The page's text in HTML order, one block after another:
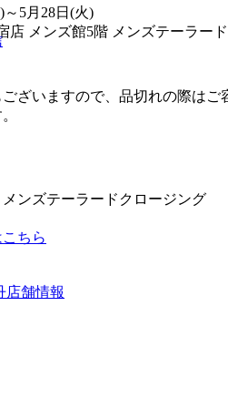
5月28日(火)
店 メンズ館5階 メンズテーラー
ざいますので、品切れの際はご
ンズテーラードクロージング
ちら
店舗情報